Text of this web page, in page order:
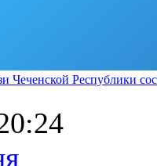
Чеченской Республики